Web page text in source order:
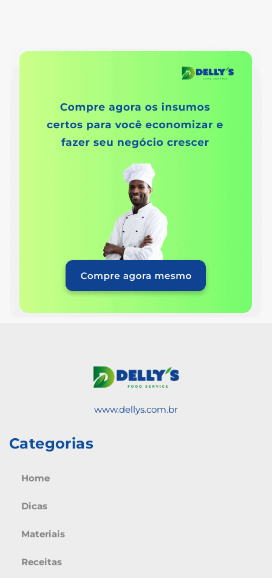
www.dellys.com.br
Categorias
Home
Dicas
Materiais
Receitas